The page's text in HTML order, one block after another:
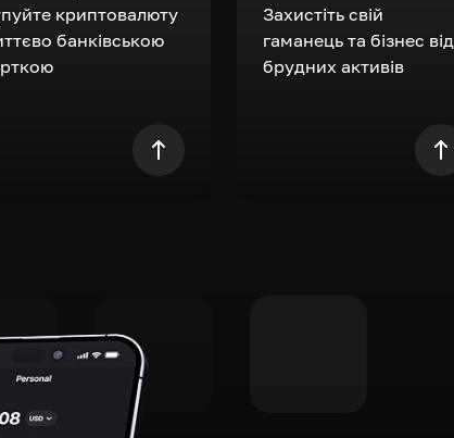
криптовалюту
банківською
Захистіть свій
гаманець та бізнес від
брудних активів